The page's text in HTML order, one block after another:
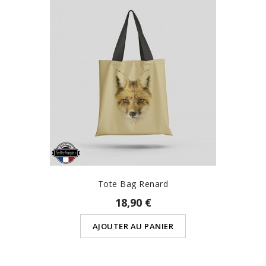
Tote Bag Renard
18,90 €
AJOUTER AU PANIER